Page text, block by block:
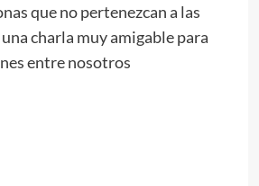
que no pertenezcan a las
charla muy amigable para
entre nosotros